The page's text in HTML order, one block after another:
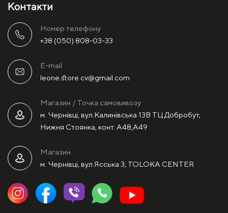
Контакти
Номер телефону
+38 (050) 808-03-33
E-mail
leone.store.cv@gmail.com
Магазин / Точка самовивозу
м. Чернівці, вул.Калинівська 13В ТЦ Добробут,
Нижня Стоянка, конт. А48,А49
Магазин
м. Чернівці, вул.Ясська 3, TOLOKA CENTER